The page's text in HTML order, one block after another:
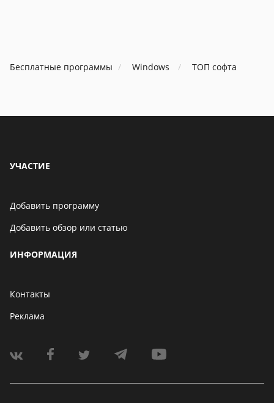
очередное приложение с
номер телефона
опубликовал список самых
Бесплатные программы Windows ТОП софта
УЧАСТИЕ
Добавить программу
Добавить обзор или статью
ИНФОРМАЦИЯ
Контакты
Реклама